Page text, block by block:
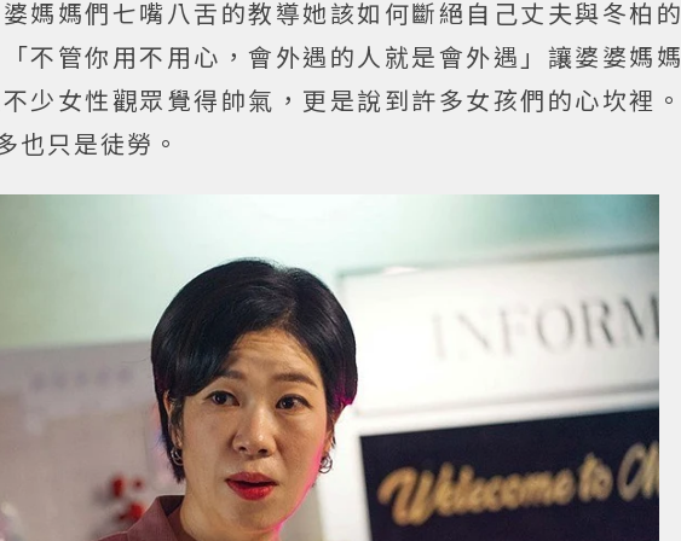
媽媽們七嘴八舌的教導她該如何斷絕自己丈夫與冬柏的
不管你用不用心，會外遇的人就是會外遇」讓婆婆媽媽
少女性觀眾覺得帥氣，更是說到許多女孩們的心坎裡。
也只是徒勞。